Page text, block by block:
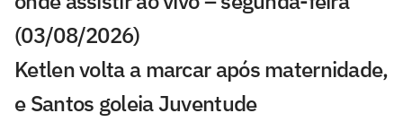
(03/08/2026)
Ketlen volta a marcar após maternidade,
e Santos goleia Juventude